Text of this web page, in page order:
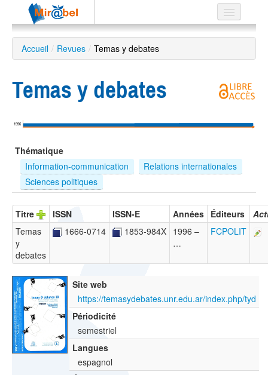
Le réseau
Soutien
Recherche
avancée
EN
ES
?
Accueil / Revues / Temas y debates
Temas y debates
1996
Thématique
Information-communication
Relations internationales
Sciences politiques
Titre ISSN ISSN-E Années Éditeurs
Temas
y
debates
1666-0714 1853-984X 1996 –
…
FCPOLIT
Site web
https://temasydebates.unr.edu.ar/index.php/tyd
Périodicité
semestriel
Langues
espagnol